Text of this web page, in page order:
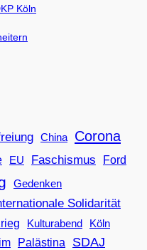
Köln
China Corona
EU Faschismus
Ford
Gedenken
Solidarität
Kulturabend
Köln
Palästina
SDAJ